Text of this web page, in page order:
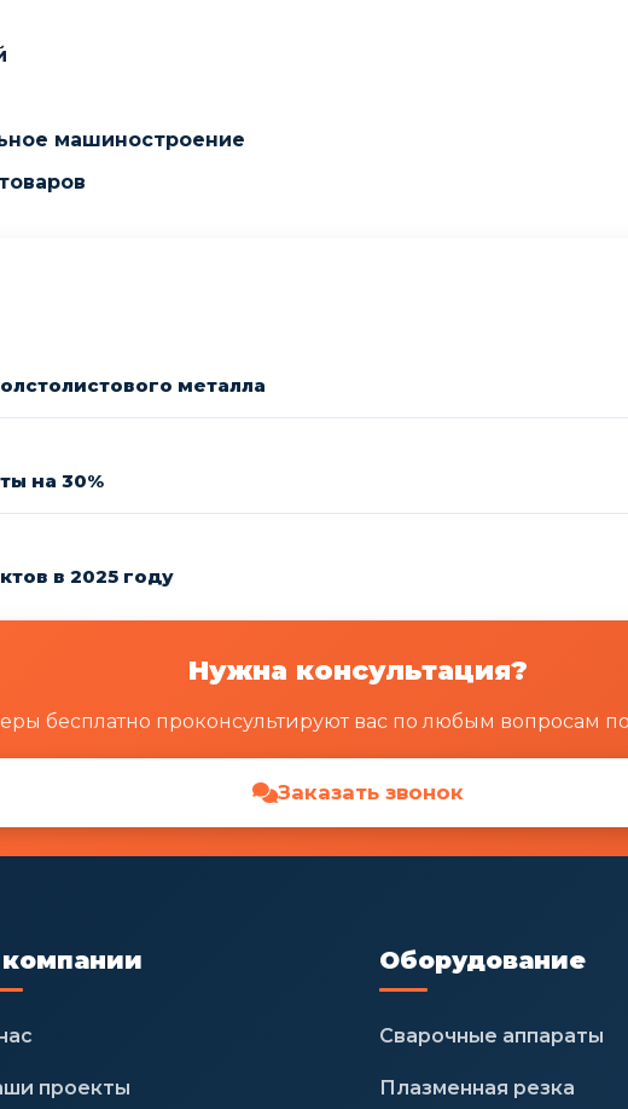
машиностроение
металла
на 30%
в 2025 году
Нужна консультация?
бесплатно проконсультируют вас по любым вопросам
Заказать звонок
проекты
Оборудование
Сварочные аппараты
Плазменная резка